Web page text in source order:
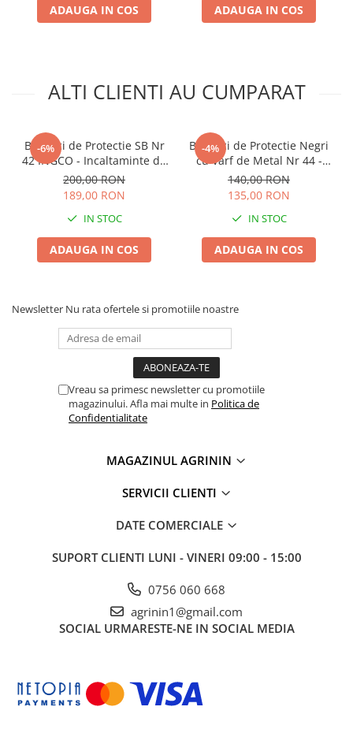
Hranitoare/ Adapatoare
Masca de sudura & accesori
Motocoasa si consumabile /
accesorii
Rulete masurat
Sape/ Cazmale/ Lopeti
Scule de mana
Set chei combinate
Surubelnite
Truse /set scule
Produse Zootehnie
ADAUGA IN COS ADAUGA IN COS
ALTI CLIENTI AU CUMPARAT
-6%
Bocanci de Protectie SB Nr
42 INGCO - Incaltaminte de
Lucru cu Bombeu Metalic
pentru Santier si
Agricultura
200,00 RON
189,00 RON
IN STOC
ADAUGA IN COS
-4%
Bocanci de Protectie Negri
cu Varf de Metal Nr 44 -
Incaltaminte de Lucru
pentru Santier si
Agricultura
140,00 RON
135,00 RON
IN STOC
ADAUGA IN COS
Newsletter Nu rata ofertele si promotiile noastre
Vreau sa primesc newsletter cu promotiile
magazinului. Afla mai multe in Politica de
Confidentialitate
MAGAZINUL AGRININ
SERVICII CLIENTI
DATE COMERCIALE
SUPORT CLIENTI LUNI - VINERI 09:00 - 15:00
0756 060 668
agrinin1@gmail.com
SOCIAL URMARESTE-NE IN SOCIAL MEDIA